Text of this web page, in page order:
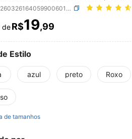
multicoloridos para mulheres,
da moda, Acessórios de cabelo.
minimalistas elegantes, Scrunchies de
para rabo de cavalo Acessórios de
SKU: sc260326164059900601947
AND
deR$19,99
Estilo
azul preto Roxo
de tamanhos